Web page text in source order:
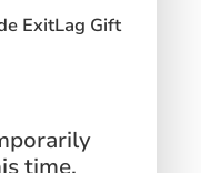
ExitLag Gift
time.